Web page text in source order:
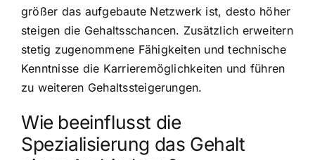
größer das aufgebaute Netzwerk ist, desto höher
steigen die Gehaltsschancen. Zusätzlich erweitern
stetig zugenommene Fähigkeiten und technische
Kenntnisse die Karrieremöglichkeiten und führen
zu weiteren Gehaltssteigerungen.
Wie beeinflusst die
Spezialisierung das Gehalt